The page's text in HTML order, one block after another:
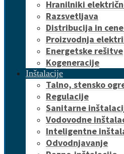
Hranilniki
Razsvetljava
Distribucija in
Proizvodnja
Energetske rešitve
Kogeneracije
Inštalacije
Talno, stensko
Regulacije
Sanitarne
Vodovodne
Inteligentne
Odvodnjavanje